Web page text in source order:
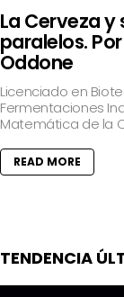
La Cerveza y
paralelos.
Oddone
Licenciado en
Fermentaciones
Matemática de la
READ MORE
TENDENCIA